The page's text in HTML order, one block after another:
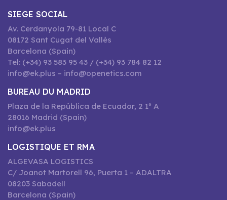
SIEGE SOCIAL
Av. Cerdanyola 79-81 Local C
08172 Sant Cugat del Vallès
Barcelona (Spain)
Tel: (+34) 93 583 95 43 / (+34) 93 784 82 12
info@ek.plus – info@openetics.com
BUREAU DU MADRID
Plaza de la República de Ecuador, 2 1º A
28016 Madrid (Spain)
info@ek.plus
LOGISTIQUE ET RMA
ALGEVASA LOGISTICS
C/ Joanot Martorell 96, Puerta 1 – ADALTRA
08203 Sabadell
Barcelona (Spain)